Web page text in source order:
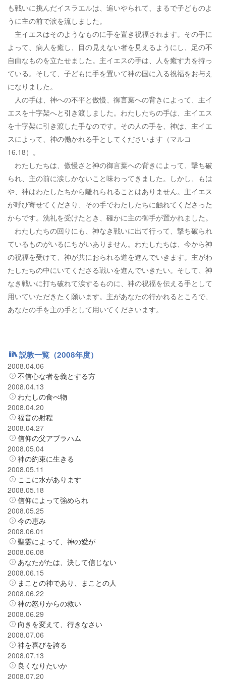
も戦いに挑んだイスラエルは、追いやられて、まるで子どものよ
うに主の前で涙を流しました。
主イエスはそのようなものに手を置き祝福されます。その手に
よって、病人を癒し、目の見えない者を見えるようにし、足の不
自由なものを立たせました。主イエスの手は、人を癒す力を持っ
ている。そして、子どもに手を置いて神の国に入る祝福をお与え
になりました。
人の手は、神への不平と傲慢、御言葉への背きによって、主イ
エスを十字架へと引き渡しました。わたしたちの手は、主イエス
を十字架に引き渡した手なのです。その人の手を、神は、主イエ
スによって、神の働かれる手としてくださいます（マルコ
16.18）。
わたしたちは、傲慢さと神の御言葉への背きによって、撃ち破
られ、主の前に涙しかないこと味わってきました。しかし、もは
や、神はわたしたちから離れられることはありません。主イエス
が呼び寄せてくださり、その手でわたしたちに触れてくださった
からです。洗礼を受けたとき、確かに主の御手が置かれました。
わたしたちの回りにも、神なき戦いに出て行って、撃ち破られ
ているものがいるにちがいありません。わたしたちは、今から神
の祝福を受けて、神が共におられる道を進んでいきます。主がわ
たしたちの中にいてくださる戦いを進んでいきたい。そして、神
なき戦いに打ち破れて涙するものに、神の祝福を伝える手として
用いていただきたく願います。主があなたの行かれるところで、
あなたの手を主の手として用いてくださいます。
説教一覧（2008年度）
2008.04.06
不信心な者を義とする方
2008.04.13
わたしの食べ物
2008.04.20
福音の射程
2008.04.27
信仰の父アブラハム
2008.05.04
神の約束に生きる
2008.05.11
ここに水があります
2008.05.18
信仰によって強められ
2008.05.25
今の恵み
2008.06.01
聖霊によって、神の愛が
2008.06.08
あなたがたは、決して信じない
2008.06.15
まことの神であり、まことの人
2008.06.22
神の怒りからの救い
2008.06.29
向きを変えて、行きなさい
2008.07.06
神を喜びを誇る
2008.07.13
良くなりたいか
2008.07.20